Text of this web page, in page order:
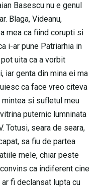
Basescu nu e genul
Blaga, Videanu,
mea ca fiind corupti si
i-ar pune Patriarhia in
uita ca a vorbit
genta din mina ei ma
ca face vreo citeva
si sufletul meu
puternic lumninata
Totusi, seara de seara,
sa fiu de partea
mele, chiar peste
ca indiferent cine
fi declansat lupta cu